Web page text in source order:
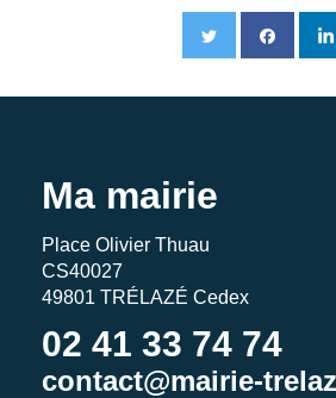
Ma mairie
Place Olivier Thuau
CS40027
49801 TRÉLAZÉ Cedex
02 41 33 74 74
contact@mairie-